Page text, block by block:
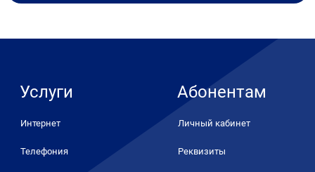
Услуги
Интернет
Телефония
Абонентам
Личный кабинет
Реквизиты